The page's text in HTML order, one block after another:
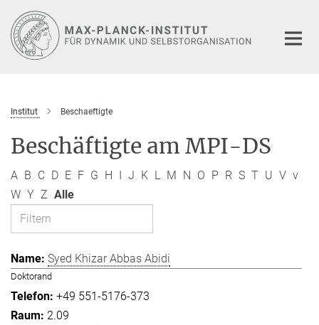
Hauptinhalt
Institut Beschaeftigte
Beschäftigte am MPI-DS
A B C D E F G H I J K L M N O P R S T U V v
W Y Z Alle
Syed Khizar Abbas Abidi
Doktorand
+49 551-5176-373
2.09